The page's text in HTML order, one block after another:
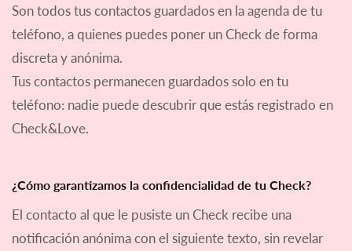
Son todos tus contactos guardados en la agenda de tu
teléfono, a quienes puedes poner un Check de forma
discreta y anónima.
Tus contactos permanecen guardados solo en tu
teléfono: nadie puede descubrir que estás registrado en
Check&Love.
¿Cómo garantizamos la confidencialidad de tu Check?
El contacto al que le pusiste un Check recibe una
notificación anónima con el siguiente texto, sin revelar